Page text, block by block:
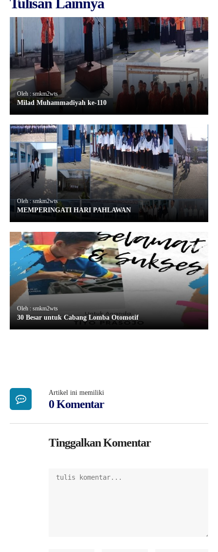
Oleh : smkm2wts
Milad Muhammadiyah ke-110
Oleh : smkm2wts
MEMPERINGATI HARI PAHLAWAN
Oleh : smkm2wts
30 Besar untuk Cabang Lomba Otomotif
Artikel ini memiliki
0 Komentar
Tinggalkan Komentar